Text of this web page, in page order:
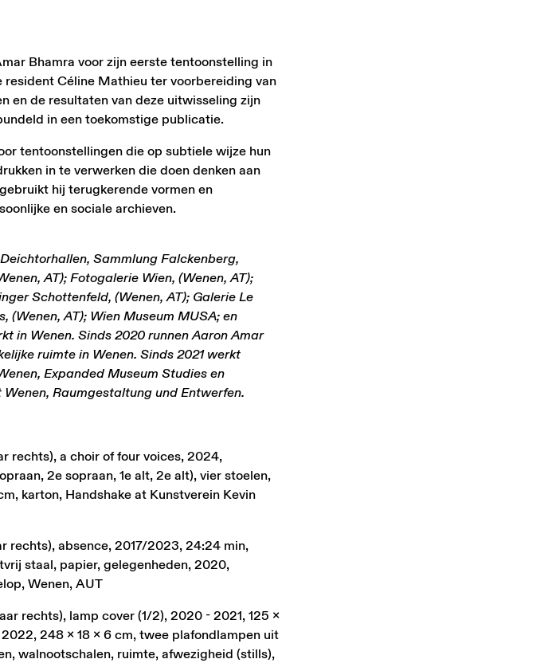
Bhamra voor zijn eerste tentoonstelling in
Céline Mathieu ter voorbereiding van
en de resultaten van deze uitwisseling zijn
in een toekomstige publicatie.
tentoonstellingen die op subtiele wijze hun
in te verwerken die doen denken aan
hij terugkerende vormen en
en sociale archieven.
Sammlung Falckenberg,
AT); Fotogalerie Wien, (Wenen, AT);
Schottenfeld, (Wenen, AT); Galerie Le
(Wenen, AT); Wien Museum MUSA; en
in Wenen. Sinds 2020 runnen Aaron Amar
ruimte in Wenen. Sinds 2021 werkt
Expanded Museum Studies en
Raumgestaltung und Entwerfen.
rechts), a choir of four voices, 2024,
2e sopraan, 1e alt, 2e alt), vier stoelen,
karton, Handshake at Kunstverein Kevin
rechts), absence, 2017/2023, 24:24 min,
staal, papier, gelegenheden, 2020,
Wenen, AUT
rechts), lamp cover (1/2), 2020 - 2021, 125 x
248 x 18 x 6 cm, twee plafondlampen uit
walnootschalen, ruimte, afwezigheid (stills),